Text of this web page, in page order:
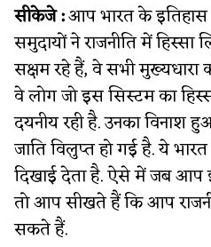
सीकेजे :आप भारत के इतिहास
समुदायों ने राजनीति में
सक्षम रहे हैं, वे सभी मुख्यधारा
वे लोग जो इस सिस्टम का
दयनीय रही है. उनका
जाति विलुप्त हो गई है. ये
दिखाई देता है. ऐसे में जब
तो आप सीखते हैं कि आप
सकते हैं.